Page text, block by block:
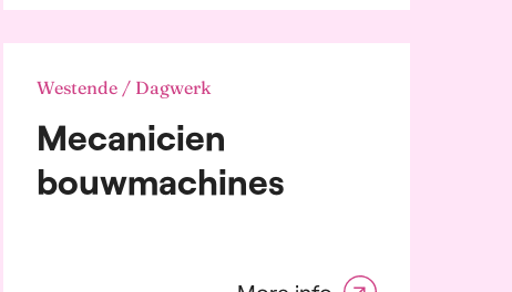
Westende / Dagwerk
Mecanicien
bouwmachines